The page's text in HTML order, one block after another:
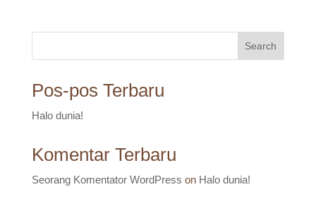
Search
Pos-pos Terbaru
Halo dunia!
Komentar Terbaru
Seorang Komentator WordPress on Halo dunia!